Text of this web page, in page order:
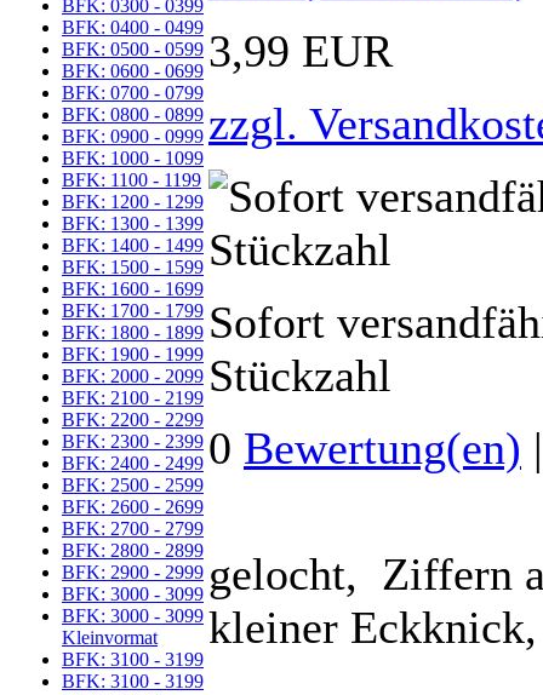
BFK: 0300 - 0399
BFK: 0400 - 0499
BFK: 0500 - 0599
BFK: 0600 - 0699
BFK: 0700 - 0799
BFK: 0800 - 0899
BFK: 0900 - 0999
BFK: 1000 - 1099
BFK: 1100 - 1199
BFK: 1200 - 1299
BFK: 1300 - 1399
BFK: 1400 - 1499
BFK: 1500 - 1599
BFK: 1600 - 1699
BFK: 1700 - 1799
BFK: 1800 - 1899
BFK: 1900 - 1999
BFK: 2000 - 2099
BFK: 2100 - 2199
BFK: 2200 - 2299
BFK: 2300 - 2399
BFK: 2400 - 2499
BFK: 2500 - 2599
BFK: 2600 - 2699
BFK: 2700 - 2799
BFK: 2800 - 2899
BFK: 2900 - 2999
BFK: 3000 - 3099
BFK: 3000 - 3099
Kleinvormat
BFK: 3100 - 3199
BFK: 3100 - 3199
3,99 EUR
zzgl.
Sofort
Stückzahl
0 Bewertung(en)
gelocht, Ziffern
kleiner Eckknick,